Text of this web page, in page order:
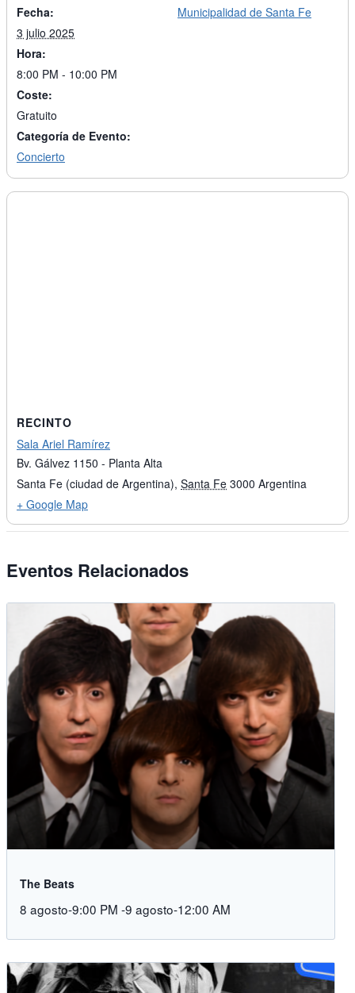
Fecha:
3 julio 2025
Hora:
8:00 PM - 10:00 PM
Coste:
Gratuito
Categoría de Evento:
Concierto
Municipalidad de Santa Fe
RECINTO
Sala Ariel Ramírez
Bv. Gálvez 1150 - Planta Alta
Santa Fe (ciudad de Argentina), Santa Fe 3000 Argentina
+ Google Map
Eventos Relacionados
The Beats
8 agosto-9:00 PM -9 agosto-12:00 AM